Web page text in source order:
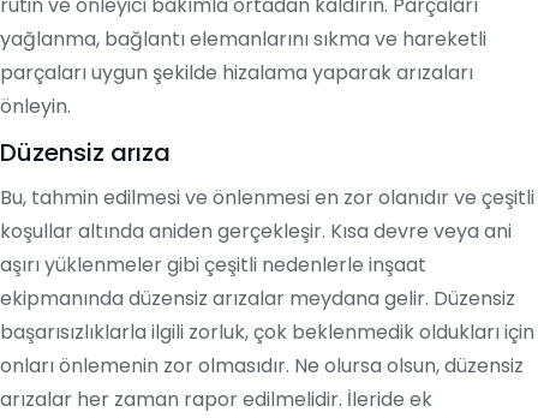
rutin ve önleyici bakımla ortadan kaldırın. Parçaları
yağlanma, bağlantı elemanlarını sıkma ve hareketli
parçaları uygun şekilde hizalama yaparak arızaları
önleyin.
Düzensiz arıza
Bu, tahmin edilmesi ve önlenmesi en zor olanıdır ve çeşitli
koşullar altında aniden gerçekleşir. Kısa devre veya ani
aşırı yüklenmeler gibi çeşitli nedenlerle inşaat
ekipmanında düzensiz arızalar meydana gelir. Düzensiz
başarısızlıklarla ilgili zorluk, çok beklenmedik oldukları için
onları önlemenin zor olmasıdır. Ne olursa olsun, düzensiz
arızalar her zaman rapor edilmelidir. İleride ek